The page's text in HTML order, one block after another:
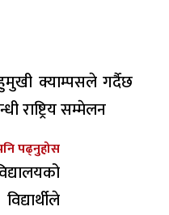
क्याम्पसले गर्दैछ
राष्ट्रिय सम्मेलन
पढ्नुहोस